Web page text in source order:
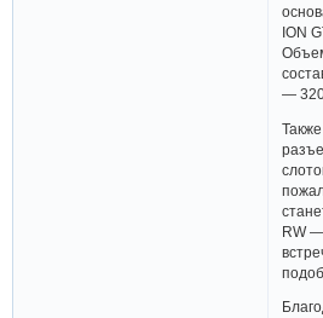
ION
— 320
RW